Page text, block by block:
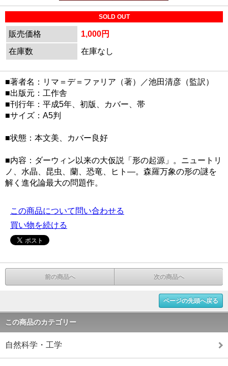
SOLD OUT
販売価格
1,000円
在庫数
在庫なし
■著者名：リマ＝デ＝ファリア（著）／池田清彦（監訳）
■出版元：工作舎
■刊行年：平成5年、初版、カバー、帯
■サイズ：A5判
■状態：本文美、カバー良好
■内容：ダーウィン以来の大仮説「形の起源」。ニュートリ
ノ、水晶、昆虫、蘭、恐竜、ヒト―。森羅万象の形の謎を
解く進化論最大の問題作。
この商品について問い合わせる
買い物を続ける
前の商品へ 次の商品へ
ページの先頭へ戻る
この商品のカテゴリー
自然科学・工学